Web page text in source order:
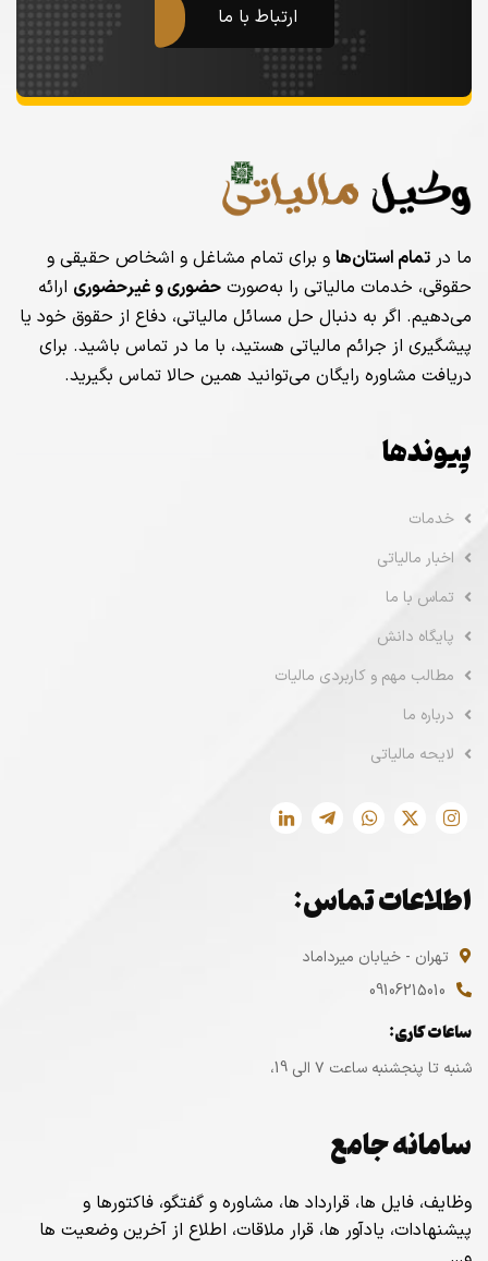
ارتباط با ما
ما در تمام استان‌ها و برای تمام مشاغل و اشخاص حقیقی و
حقوقی، خدمات مالیاتی را به‌صورت حضوری و غیرحضوری ارائه
می‌دهیم. اگر به دنبال حل مسائل مالیاتی، دفاع از حقوق خود یا
پیشگیری از جرائم مالیاتی هستید، با ما در تماس باشید. برای
دریافت مشاوره رایگان می‌توانید همین حالا تماس بگیرید.
پیوندها
خدمات
اخبار مالیاتی
تماس با ما
پایگاه دانش
مطالب مهم و کاربردی مالیات
درباره ما
لایحه مالیاتی
اطلاعات تماس:
تهران - خیابان میرداماد
09106215010
ساعات کاری:
شنبه تا پنجشنبه ساعت ۷ الی 19،
سامانه جامع
وظایف، فایل ها، قرارداد ها، مشاوره و گفتگو، فاکتورها و
پیشنهادات، یادآور ها، قرار ملاقات، اطلاع از آخرین وضعیت ها